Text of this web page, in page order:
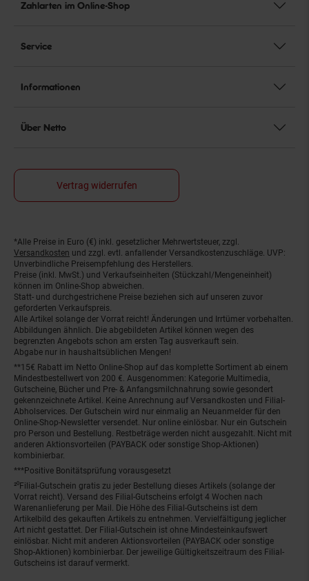
Zahlarten im Online-Shop
Service
Informationen
Über Netto
Vertrag widerrufen
Fußnoten
*Alle Preise in Euro (€) inkl. gesetzlicher Mehrwertsteuer, zzgl.
Versandkosten und zzgl. evtl. anfallender Versandkostenzuschläge. UVP:
Unverbindliche Preisempfehlung des Herstellers.
Preise (inkl. MwSt.) und Verkaufseinheiten (Stückzahl/Mengeneinheit)
können im Online-Shop abweichen.
Statt- und durchgestrichene Preise beziehen sich auf unseren zuvor
geforderten Verkaufspreis.
Alle Artikel solange der Vorrat reicht! Änderungen und Irrtümer vorbehalten.
Abbildungen ähnlich. Die abgebildeten Artikel können wegen des
begrenzten Angebots schon am ersten Tag ausverkauft sein.
Abgabe nur in haushaltsüblichen Mengen!
**15€ Rabatt im Netto Online-Shop auf das komplette Sortiment ab einem
Mindestbestellwert von 200 €. Ausgenommen: Kategorie Multimedia,
Gutscheine, Bücher und Pre- & Anfangsmilchnahrung sowie gesondert
gekennzeichnete Artikel. Keine Anrechnung auf Versandkosten und Filial-
Abholservices. Der Gutschein wird nur einmalig an Neuanmelder für den
Online-Shop-Newsletter versendet. Nur online einlösbar. Nur ein Gutschein
pro Person und Bestellung. Restbeträge werden nicht ausgezahlt. Nicht mit
anderen Aktionsvorteilen (PAYBACK oder sonstige Shop-Aktionen)
kombinierbar.
***Positive Bonitätsprüfung vorausgesetzt
²⁰Filial-Gutschein gratis zu jeder Bestellung dieses Artikels (solange der
Vorrat reicht). Versand des Filial-Gutscheins erfolgt 4 Wochen nach
Warenanlieferung per Mail. Die Höhe des Filial-Gutscheins ist dem
Artikelbild des gekauften Artikels zu entnehmen. Vervielfältigung jeglicher
Art nicht gestattet. Der Filial-Gutschein ist ohne Mindesteinkaufswert
einlösbar. Nicht mit anderen Aktionsvorteilen (PAYBACK oder sonstige
Shop-Aktionen) kombinierbar. Der jeweilige Gültigkeitszeitraum des Filial-
Gutscheins ist darauf vermerkt.